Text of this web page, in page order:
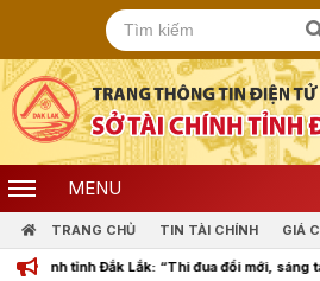
MENU
TRANG CHỦ TIN TÀI CHÍNH GIÁ
tỉnh Đắk Lắk: “Thi đua đổi mới, sáng tạo,